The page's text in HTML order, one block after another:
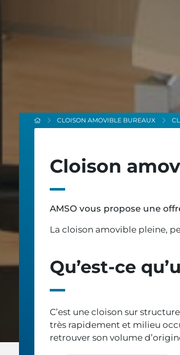
CLOISON AMOVIBLE BUREAUX
Cloison
AMSO vous propose une
La cloison amovible pleine,
Qu’est-ce
C’est une cloison sur
très rapidement et milieu
retrouver son volume